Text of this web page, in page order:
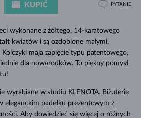
wykonane z żółtego, 14-karatowego
kwiatów i są ozdobione małymi,
Kolczyki maja zapięcie typu patentowego,
dla noworodków. To piękny pomysł
wyrabiane w studiu KLENOTA. Biżuterię
eleganckim pudełku prezentowym z
Aby dowiedzieć się więcej o różnych
KUPIĆ PYTANIE